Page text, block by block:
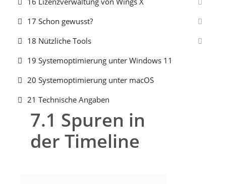
17 Schon gewusst?
18 Nützliche Tools
19 Systemoptimierung unter Windows 11
20 Systemoptimierung unter macOS
21 Technische Angaben
7.1 Spuren in
der Timeline